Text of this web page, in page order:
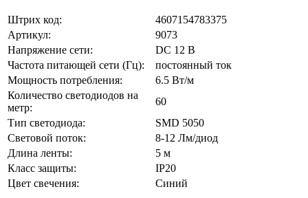
Штрих код:
4607154783375
Артикул:
9073
Напряжение сети:
DC 12 В
Частота питающей сети (Гц):
постоянный ток
Мощность потребления:
6.5 Вт/м
Количество светодиодов на
метр:
60
Тип светодиода:
SMD 5050
Световой поток:
8-12 Лм/диод
Длина ленты:
5 м
Класс защиты:
IP20
Цвет свечения:
Синий